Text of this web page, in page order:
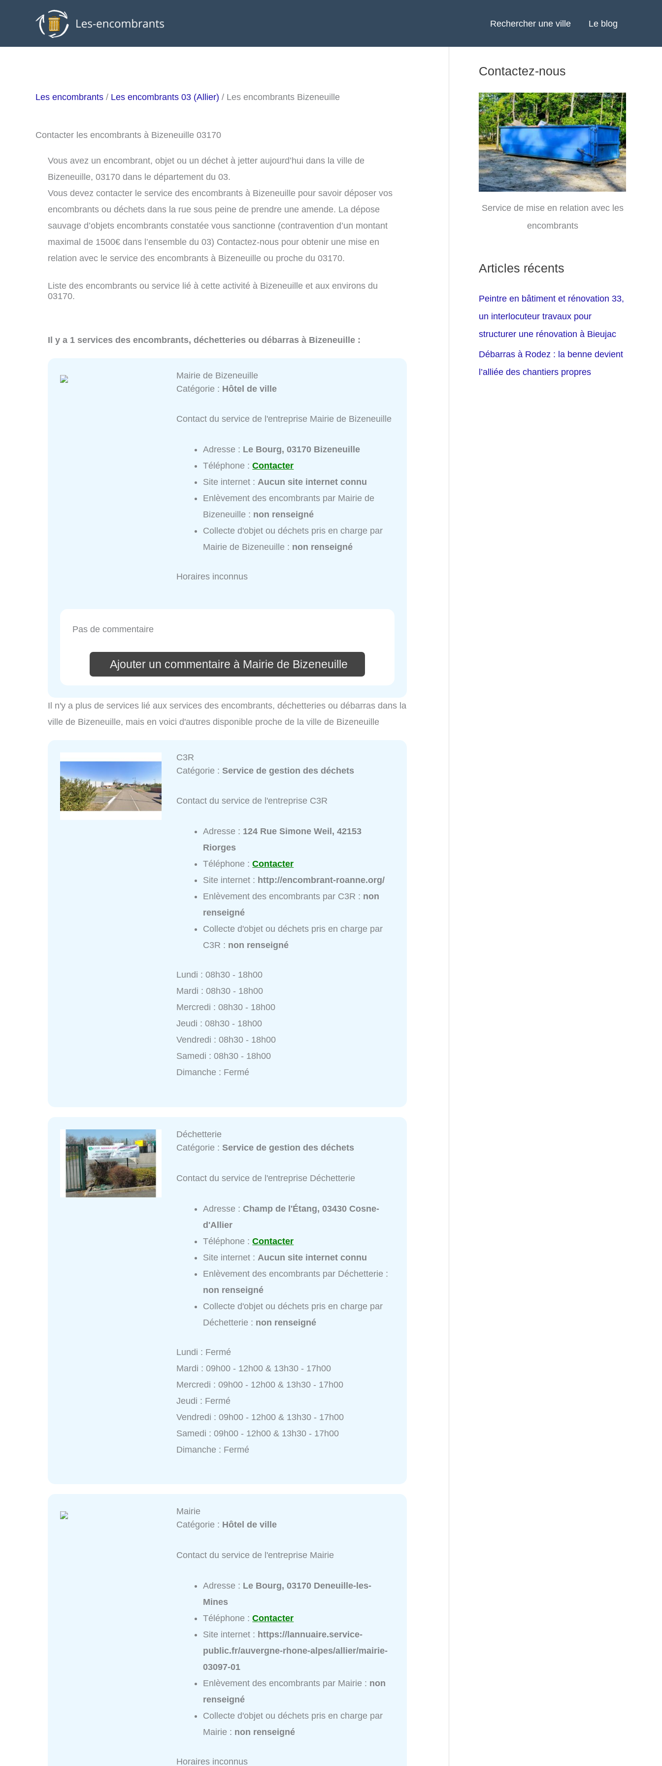
Rechercher une ville Le blog
Les encombrants / Les encombrants 03 (Allier) / Les encombrants Bizeneuille
Contacter les encombrants à Bizeneuille 03170
Vous avez un encombrant, objet ou un déchet à jetter aujourd’hui dans la ville de
Bizeneuille, 03170 dans le département du 03.
Vous devez contacter le service des encombrants à Bizeneuille pour savoir déposer vos
encombrants ou déchets dans la rue sous peine de prendre une amende. La dépose
sauvage d’objets encombrants constatée vous sanctionne (contravention d’un montant
maximal de 1500€ dans l’ensemble du 03) Contactez-nous pour obtenir une mise en
relation avec le service des encombrants à Bizeneuille ou proche du 03170.
Liste des encombrants ou service lié à cette activité à Bizeneuille et aux environs du
03170.
Il y a 1 services des encombrants, déchetteries ou débarras à Bizeneuille :
Mairie de Bizeneuille
Catégorie : Hôtel de ville
Contact du service de l'entreprise Mairie de Bizeneuille
Adresse : Le Bourg, 03170 Bizeneuille
Téléphone :Contacter
Site internet :Aucun site internet connu
Enlèvement des encombrants par Mairie de
Bizeneuille : non renseigné
Collecte d'objet ou déchets pris en charge par
Mairie de Bizeneuille : non renseigné
Horaires inconnus
Pas de commentaire
Ajouter un commentaire à Mairie de Bizeneuille
Il n'y a plus de services lié aux services des encombrants, déchetteries ou débarras dans la
ville de Bizeneuille, mais en voici d'autres disponible proche de la ville de Bizeneuille
C3R
Catégorie :Service de gestion des déchets
Contact du service de l'entreprise C3R
Adresse : 124 Rue Simone Weil, 42153
Riorges
Téléphone :Contacter
Site internet : http://encombrant-roanne.org/
Enlèvement des encombrants par C3R : non
renseigné
Collecte d'objet ou déchets pris en charge par
C3R : non renseigné
Lundi : 08h30 - 18h00
Mardi : 08h30 - 18h00
Mercredi : 08h30 - 18h00
Jeudi : 08h30 - 18h00
Vendredi : 08h30 - 18h00
Samedi : 08h30 - 18h00
Dimanche : Fermé
Déchetterie
Catégorie :Service de gestion des déchets
Contact du service de l'entreprise Déchetterie
Adresse :Champ de l'Étang, 03430 Cosne-
d'Allier
Téléphone :Contacter
Site internet : Aucun site internet connu
Enlèvement des encombrants par Déchetterie :
non renseigné
Collecte d'objet ou déchets pris en charge par
Déchetterie : non renseigné
Lundi : Fermé
Mardi : 09h00 - 12h00 & 13h30 - 17h00
Mercredi : 09h00 - 12h00 & 13h30 - 17h00
Jeudi : Fermé
Vendredi : 09h00 - 12h00 & 13h30 - 17h00
Samedi : 09h00 - 12h00 & 13h30 - 17h00
Dimanche : Fermé
Mairie
Catégorie : Hôtel de ville
Contact du service de l'entreprise Mairie
Adresse : Le Bourg, 03170 Deneuille-les-
Mines
Téléphone :Contacter
Site internet : https://lannuaire.service-
public.fr/auvergne-rhone-alpes/allier/mairie-
03097-01
Enlèvement des encombrants par Mairie : non
renseigné
Collecte d'objet ou déchets pris en charge par
Mairie : non renseigné
Horaires inconnus
Contactez-nous
Service de mise en relation avec les
encombrants
Articles récents
Peintre en bâtiment et rénovation 33,
un interlocuteur travaux pour
structurer une rénovation à Bieujac
Débarras à Rodez : la benne devient
l’alliée des chantiers propres